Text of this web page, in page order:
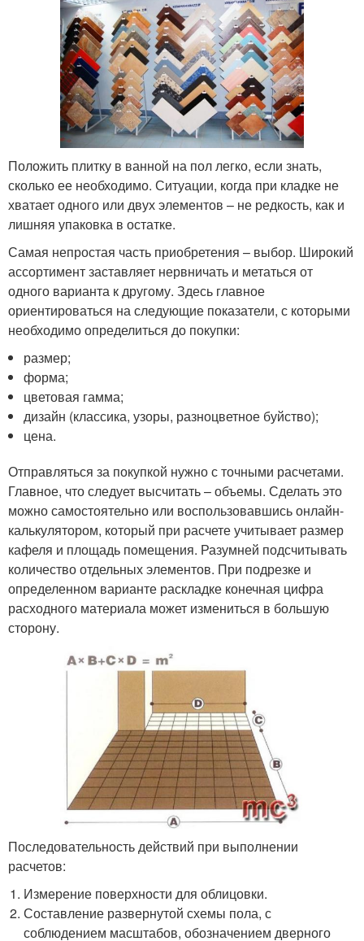
Положить плитку в ванной на пол легко, если знать,
сколько ее необходимо. Ситуации, когда при кладке не
хватает одного или двух элементов – не редкость, как и
лишняя упаковка в остатке.
Самая непростая часть приобретения – выбор. Широкий
ассортимент заставляет нервничать и метаться от
одного варианта к другому. Здесь главное
ориентироваться на следующие показатели, с которыми
необходимо определиться до покупки:
размер;
форма;
цветовая гамма;
дизайн (классика, узоры, разноцветное буйство);
цена.
Отправляться за покупкой нужно с точными расчетами.
Главное, что следует высчитать – объемы. Сделать это
можно самостоятельно или воспользовавшись онлайн-
калькулятором, который при расчете учитывает размер
кафеля и площадь помещения. Разумней подсчитывать
количество отдельных элементов. При подрезке и
определенном варианте раскладке конечная цифра
расходного материала может измениться в большую
сторону.
Последовательность действий при выполнении
расчетов:
Измерение поверхности для облицовки.
Составление развернутой схемы пола, с
соблюдением масштабов, обозначением дверного